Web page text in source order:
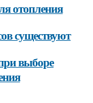
отопления
существуют
выборе